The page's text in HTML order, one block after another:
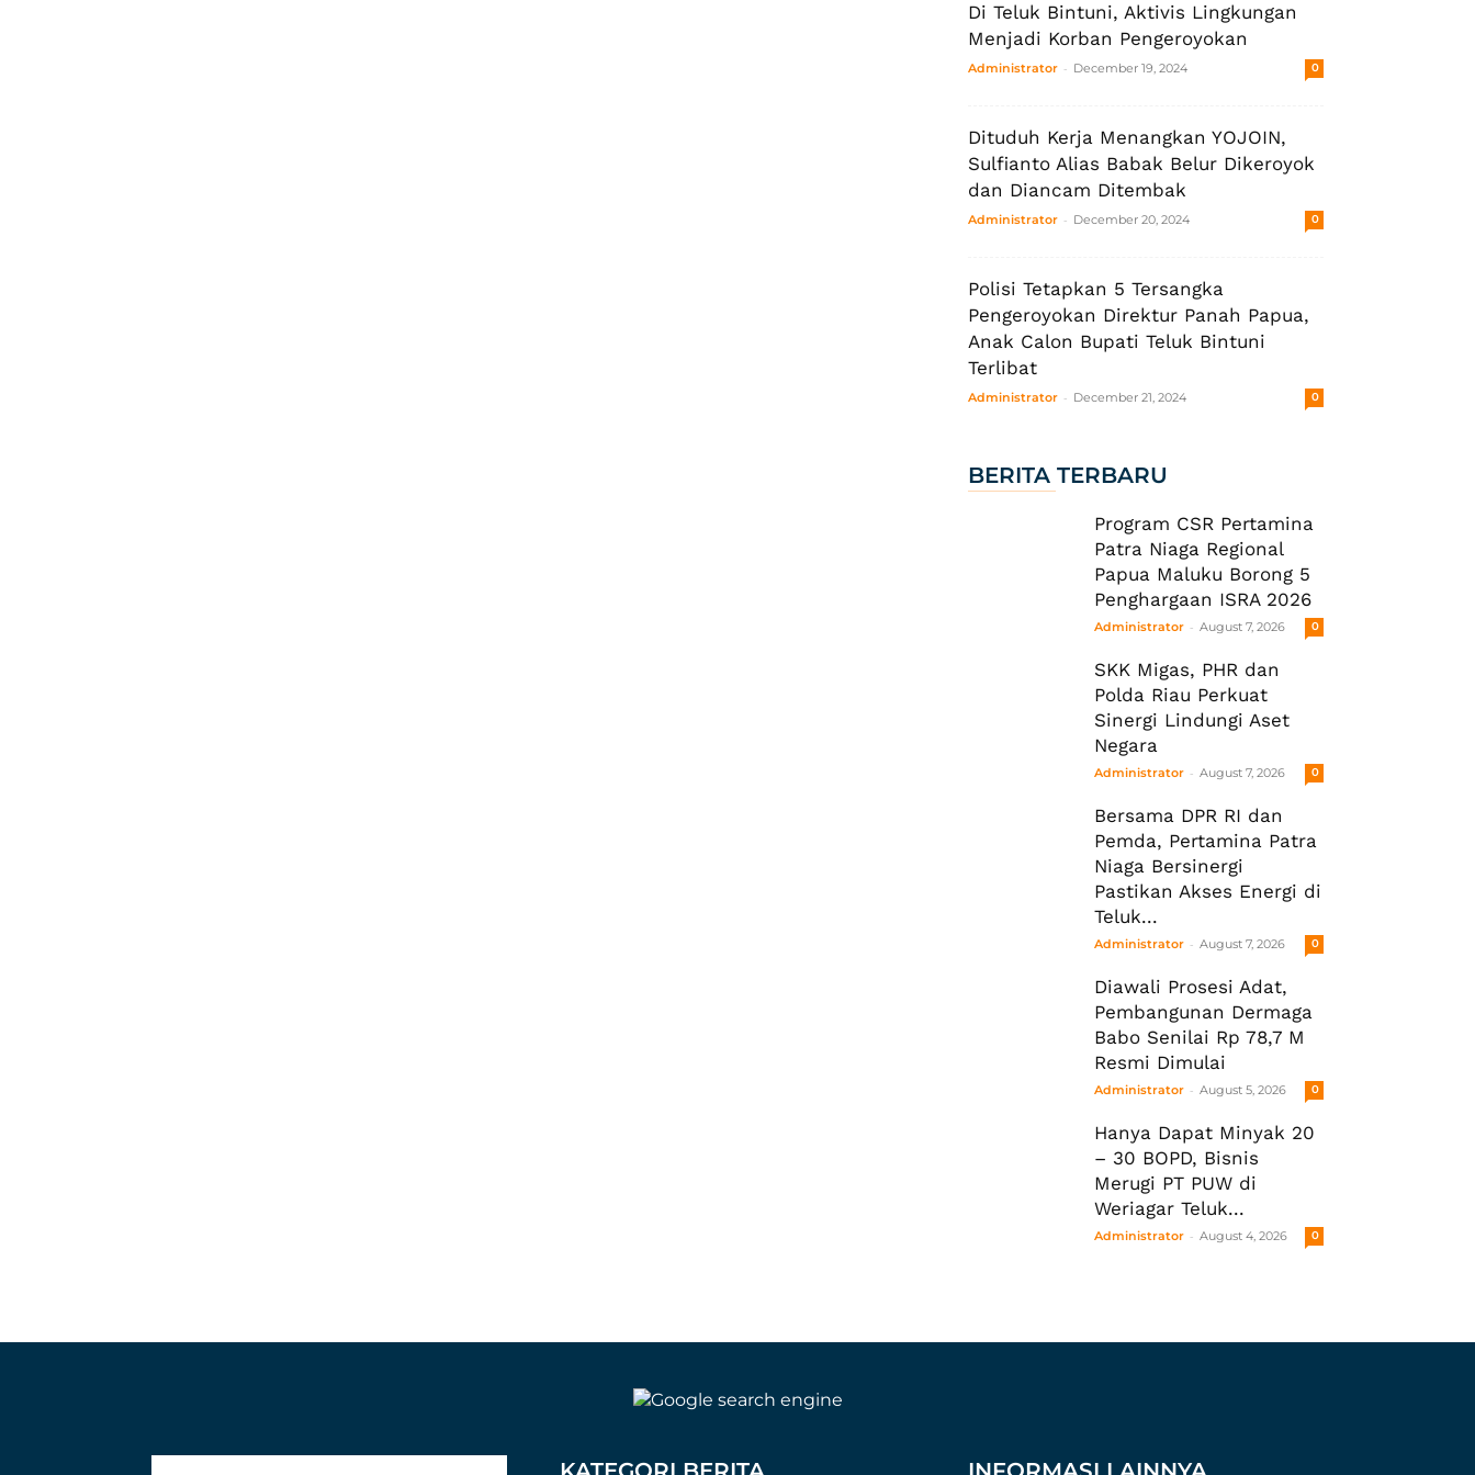
Di Teluk Bintuni, Aktivis Lingkungan
Menjadi Korban Pengeroyokan
Administrator - December 19, 2024 0
Dituduh Kerja Menangkan YOJOIN,
Sulfianto Alias Babak Belur Dikeroyok
dan Diancam Ditembak
Administrator - December 20, 2024 0
Polisi Tetapkan 5 Tersangka
Pengeroyokan Direktur Panah Papua,
Anak Calon Bupati Teluk Bintuni
Terlibat
Administrator - December 21, 2024 0
BERITA TERBARU
Program CSR Pertamina
Patra Niaga Regional
Papua Maluku Borong 5
Penghargaan ISRA 2026
Administrator - August 7, 2026 0
SKK Migas, PHR dan
Polda Riau Perkuat
Sinergi Lindungi Aset
Negara
Administrator - August 7, 2026 0
Bersama DPR RI dan
Pemda, Pertamina Patra
Niaga Bersinergi
Pastikan Akses Energi di
Teluk...
Administrator - August 7, 2026 0
Diawali Prosesi Adat,
Pembangunan Dermaga
Babo Senilai Rp 78,7 M
Resmi Dimulai
Administrator - August 5, 2026 0
Hanya Dapat Minyak 20
– 30 BOPD, Bisnis
Merugi PT PUW di
Weriagar Teluk...
Administrator - August 4, 2026 0